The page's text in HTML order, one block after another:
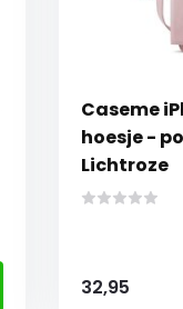
Caseme
hoesje -
Lichtroze
32,95